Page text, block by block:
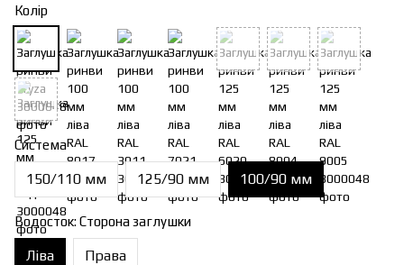
Колір
Система
150/110 мм 125/90 мм 100/90 мм
Водосток: Сторона заглушки
Ліва Права